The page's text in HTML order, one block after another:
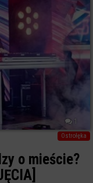
1
Ostrołęka
o mieście?